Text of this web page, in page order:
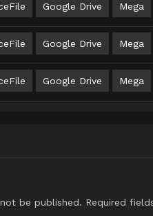
Google Drive Mega
Google Drive Mega
Google Drive Mega
be published. Required